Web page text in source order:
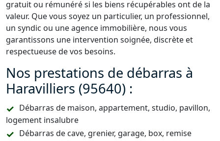
gratuit ou rémunéré si les biens récupérables ont de la
valeur. Que vous soyez un particulier, un professionnel,
un syndic ou une agence immobilière, nous vous
garantissons une intervention soignée, discrète et
respectueuse de vos besoins.
Nos prestations de débarras à
Haravilliers (95640) :
Débarras de maison, appartement, studio, pavillon,
logement insalubre
Débarras de cave, grenier, garage, box, remise